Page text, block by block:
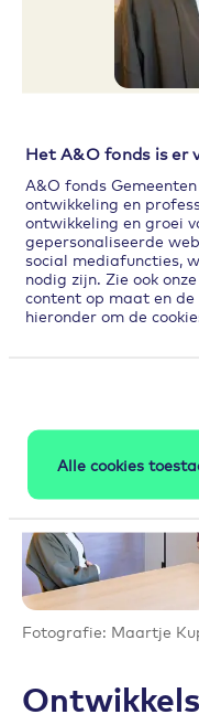
Het A&O fonds is er
A&O fonds
ontwikkeling en
ontwikkeling en groei
gepersonaliseerde
social mediafuncties,
nodig zijn. Zie ook onze
content op maat en
hieronder om de
Alle cookies
Ik heb door
ontdekt dat ik
ontwikkelen.
Virve Biermans,
Fotografie: Maartje